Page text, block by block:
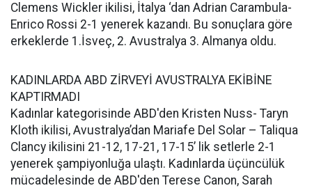
Clemens Wickler ikilisi, İtalya ‘dan Adrian Carambula-
Enrico Rossi 2-1 yenerek kazandı. Bu sonuçlara göre
erkeklerde 1.İsveç, 2. Avustralya 3. Almanya oldu.
KADINLARDA ABD ZİRVEYİ AVUSTRALYA EKİBİNE
KAPTIRMADI
Kadınlar kategorisinde ABD'den Kristen Nuss- Taryn
Kloth ikilisi, Avustralya’dan Mariafe Del Solar – Taliqua
Clancy ikilisini 21-12, 17-21, 17-15’ lik setlerle 2-1
yenerek şampiyonluğa ulaştı. Kadınlarda üçüncülük
mücadelesinde de ABD'den Terese Canon, Sarah